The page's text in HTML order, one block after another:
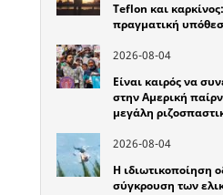
Teflon και
πραγματική
2026-08-04
Είναι καιρός να
στην Αμερική
μεγάλη
2026-08-04
Η ιδιωτικοποίηση
σύγκρουση των